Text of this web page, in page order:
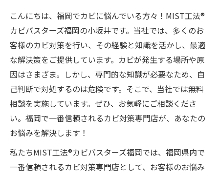
こんにちは、福岡でカビに悩んでいる方々！MIST工法®
カビバスターズ福岡の小坂井です。当社では、多くのお
客様のカビ対策を行い、その経験と知識を活かし、最適
な解決策をご提供しています。カビが発生する場所や原
因はさまざま。しかし、専門的な知識が必要なため、自
己判断で対処するのは危険です。そこで、当社では無料
相談を実施しています。ぜひ、お気軽にご相談くださ
い。福岡で一番信頼されるカビ対策専門店が、あなたの
お悩みを解決します！
私たちMIST工法®カビバスターズ福岡では、福岡県内で
一番信頼されるカビ対策専門店として、お客様のお悩み